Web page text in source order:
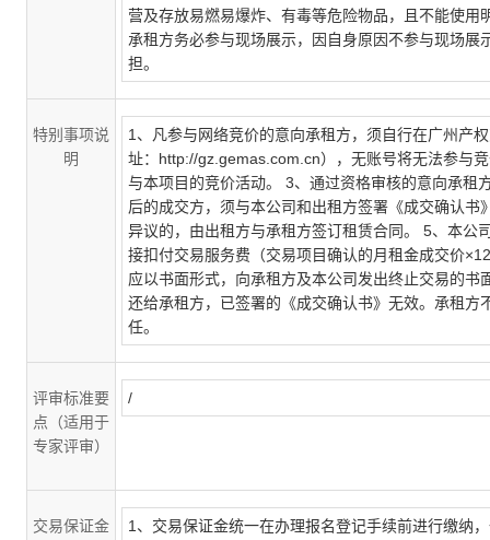
营及存放易燃易爆炸、有毒等危险物品，且不能使
承租方务必参与现场展示，因自身原因不参与现场
担。
特别事项说
明
1、凡参与网络竞价的意向承租方，须自行在广州产
址：http://gz.gemas.com.cn），无账号将无法参与
与本项目的竞价活动。 3、通过资格审核的意向承租
后的成交方，须与本公司和出租方签署《成交确认
异议的，由出租方与承租方签订租赁合同。 5、本公
接扣付交易服务费（交易项目确认的月租金成交价
应以书面形式，向承租方及本公司发出终止交易的
还给承租方，已签署的《成交确认书》无效。承租
任。
评审标准要
点（适用于
专家评审）
/
交易保证金
1、交易保证金统一在办理报名登记手续前进行缴纳